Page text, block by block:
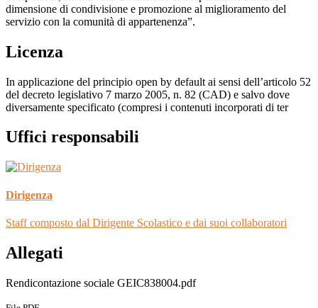
dimensione di condivisione e promozione al miglioramento del
servizio con la comunità di appartenenza”.
Licenza
In applicazione del principio open by default ai sensi dell’articolo 52
del decreto legislativo 7 marzo 2005, n. 82 (CAD) e salvo dove
diversamente specificato (compresi i contenuti incorporati di ter
Uffici responsabili
Dirigenza
Staff composto dal Dirigente Scolastico e dai suoi collaboratori
Allegati
Rendicontazione sociale GEIC838004.pdf